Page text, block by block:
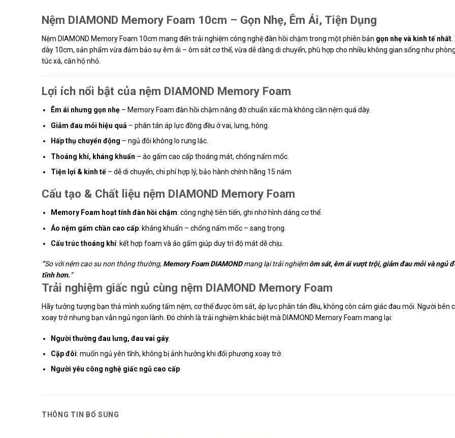
Nệm DIAMOND Memory Foam 10cm – Gọn Nhẹ, Êm Ái, Tiện Dụng
Nệm DIAMOND Memory Foam 10cm mang đến trải nghiệm công nghệ đàn hồi chậm trong một phiên bản gọn nhẹ và kinh tế nhất
dày 10cm, sản phẩm vừa đảm bảo sự êm ái – ôm sát cơ thể, vừa dễ dàng di chuyển, phù hợp cho nhiều không gian sống như
túc xá, căn hộ nhỏ.
Lợi ích nổi bật của nệm DIAMOND Memory Foam
Êm ái nhưng gọn nhẹ – Memory Foam đàn hồi chậm nâng đỡ chuẩn xác mà không cần nệm quá dày.
Giảm đau mỏi hiệu quả – phân tán áp lực đồng đều ở vai, lưng, hông.
Hấp thụ chuyển động – ngủ đôi không lo rung lắc.
Thoáng khí, kháng khuẩn – áo gấm cao cấp thoáng mát, chống nấm mốc.
Tiện lợi & kinh tế – dễ di chuyển, chi phí hợp lý, bảo hành chính hãng 15 năm
Cấu tạo & Chất liệu nệm DIAMOND Memory Foam
Memory Foam hoạt tính đàn hồi chậm: công nghệ tiên tiến, ghi nhớ hình dáng cơ thể.
Áo nệm gấm chần cao cấp: kháng khuẩn – chống nấm mốc – sang trọng.
Cấu trúc thoáng khí: kết hợp foam và áo gấm giúp duy trì độ mát dễ chịu.
“So với nệm cao su non thông thường, Memory Foam DIAMONDmang lại trải nghiệmôm sát, êm ái vượt trội, giảm đau mỏi và ngủ
tĩnh hơn.“
Trải nghiệm giấc ngủ cùng nệm DIAMOND Memory Foam
Hãy tưởng tượng bạn thả mình xuống tấm nệm, cơ thể được ôm sát, áp lực phân tán đều, không còn cảm giác đau mỏi. Người bên
xoay trở nhưng bạn vẫn ngủ ngon lành. Đó chính là trải nghiệm khác biệt mà DIAMOND Memory Foam mang lại:
Người thường đau lưng, đau vai gáy
Cặp đôi: muốn ngủ yên tĩnh, không bị ảnh hưởng khi đối phương xoay trở.
Người yêu công nghệ giấc ngủ cao cấp
THÔNG TIN BỔ SUNG